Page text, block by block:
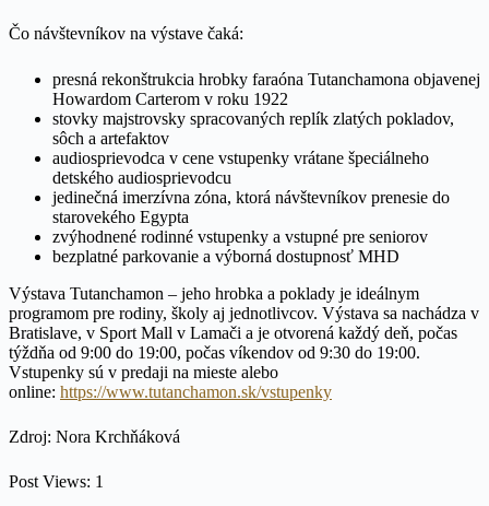
Čo návštevníkov na výstave čaká:
presná rekonštrukcia hrobky faraóna Tutanchamona objavenej
Howardom Carterom v roku 1922
stovky majstrovsky spracovaných replík zlatých pokladov,
sôch a artefaktov
audiosprievodca v cene vstupenky vrátane špeciálneho
detského audiosprievodcu
jedinečná imerzívna zóna, ktorá návštevníkov prenesie do
starovekého Egypta
zvýhodnené rodinné vstupenky a vstupné pre seniorov
bezplatné parkovanie a výborná dostupnosť MHD
Výstava Tutanchamon – jeho hrobka a poklady je ideálnym
programom pre rodiny, školy aj jednotlivcov. Výstava sa nachádza v
Bratislave, v Sport Mall v Lamači a je otvorená každý deň, počas
týždňa od 9:00 do 19:00, počas víkendov od 9:30 do 19:00.
Vstupenky sú v predaji na mieste alebo
online: https://www.tutanchamon.sk/vstupenky
Zdroj: Nora Krchňáková
Post Views: 1